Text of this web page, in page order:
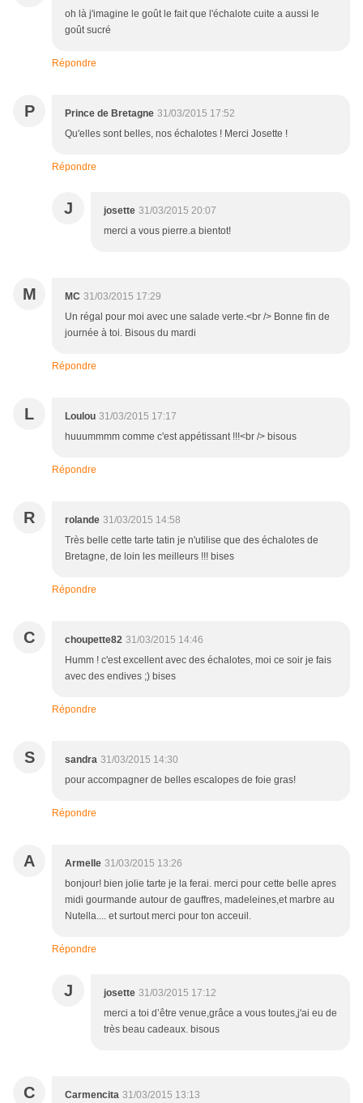
oh là j'imagine le goût le fait que l'échalote cuite a aussi le
goût sucré
Répondre
P Prince de Bretagne 31/03/2015 17:52
Qu'elles sont belles, nos échalotes ! Merci Josette !
Répondre
J josette 31/03/2015 20:07
merci a vous pierre.a bientot!
M MC 31/03/2015 17:29
Un régal pour moi avec une salade verte.<br /> Bonne fin de
journée à toi. Bisous du mardi
Répondre
L Loulou 31/03/2015 17:17
huuummmm comme c'est appétissant !!!<br /> bisous
Répondre
R rolande 31/03/2015 14:58
Très belle cette tarte tatin je n'utilise que des échalotes de
Bretagne, de loin les meilleurs !!! bises
Répondre
C choupette82 31/03/2015 14:46
Humm ! c'est excellent avec des échalotes, moi ce soir je fais
avec des endives ;) bises
Répondre
S sandra 31/03/2015 14:30
pour accompagner de belles escalopes de foie gras!
Répondre
A Armelle 31/03/2015 13:26
bonjour! bien jolie tarte je la ferai. merci pour cette belle apres
midi gourmande autour de gauffres, madeleines,et marbre au
Nutella.... et surtout merci pour ton acceuil.
Répondre
J josette 31/03/2015 17:12
merci a toi d’être venue,grâce a vous toutes,j'ai eu de
très beau cadeaux. bisous
C Carmencita 31/03/2015 13:13